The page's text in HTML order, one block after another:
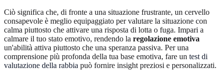
Ciò significa che, di fronte a una situazione frustrante, un cervello
consapevole è meglio equipaggiato per valutare la situazione con
calma piuttosto che attivare una risposta di lotta o fuga. Impari a
calmare il tuo stato emotivo, rendendo la regolazione emotiva
un'abilità attiva piuttosto che una speranza passiva. Per una
comprensione più profonda della tua base emotiva, fare un test di
valutazione della rabbia può fornire insight preziosi e personalizzati.